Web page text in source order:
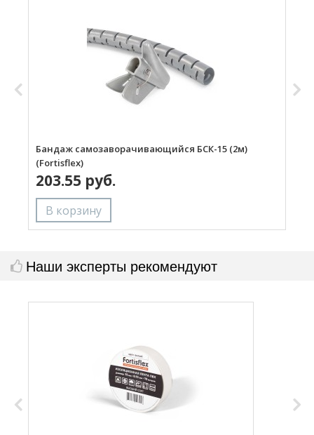
Бандаж самозаворачивающийся БСК-15 (2м)
(Fortisflex)
203.55 руб.
Наши эксперты рекомендуют